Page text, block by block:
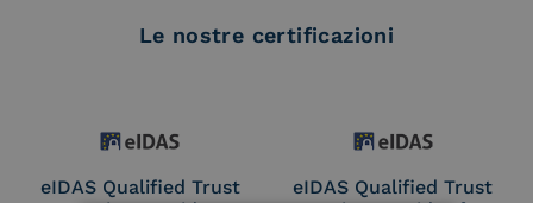
Le nostre certificazioni
eIDAS Qualified Trust
eIDAS Qualified Trust